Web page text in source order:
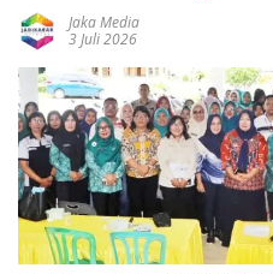
Jaka Media
3 Juli 2026